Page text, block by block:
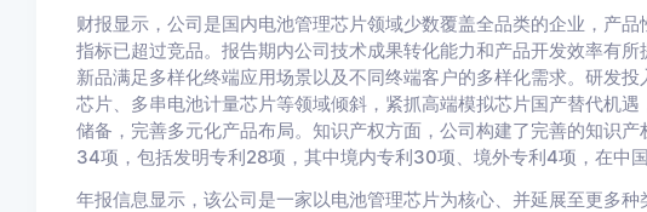
财报显示，公司是国内电池管理芯片领域少数覆盖全品类的企业，产
指标已超过竞品。报告期内公司技术成果转化能力和产品开发效率有
新品满足多样化终端应用场景以及不同终端客户的多样化需求。研发
芯片、多串电池计量芯片等领域倾斜，紧抓高端模拟芯片国产替代机
储备，完善多元化产品布局。知识产权方面，公司构建了完善的知识
34项，包括发明专利28项，其中境内专利30项、境外专利4项，在中
年报信息显示，该公司是一家以电池管理芯片为核心、并延展至更多